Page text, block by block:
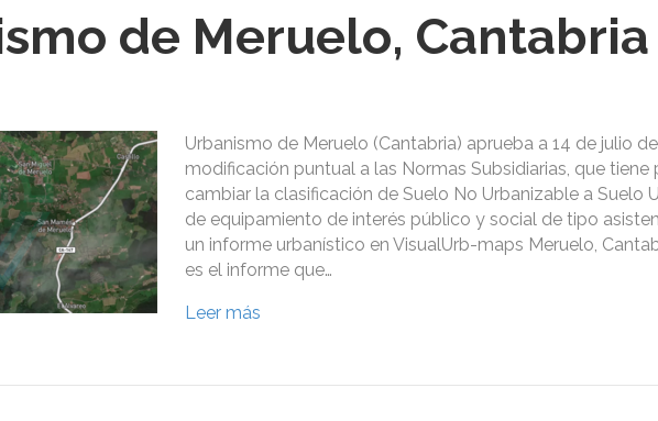
de Meruelo, Cantabria
Urbanismo de Meruelo (Cantabria) aprueba a 14 de julio
modificación puntual a las Normas Subsidiarias, que tiene
cambiar la clasificación de Suelo No Urbanizable a Suelo
de equipamiento de interés público y social de tipo
un informe urbanístico en VisualUrb-maps Meruelo,
es el informe que…
Leer más